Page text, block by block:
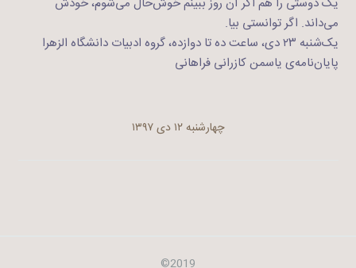
می‌داند. اگر توانستی بیا.
یک‌شنبه ۲۳ دی، ساعت ده تا دوازده، گروه ادبیات دانشگاه الزهرا
پایان‌نامه‌ی یاسمن کازرانی فراهانی
چهارشنبه ۱۲ دی ۱۳۹۷
2019©